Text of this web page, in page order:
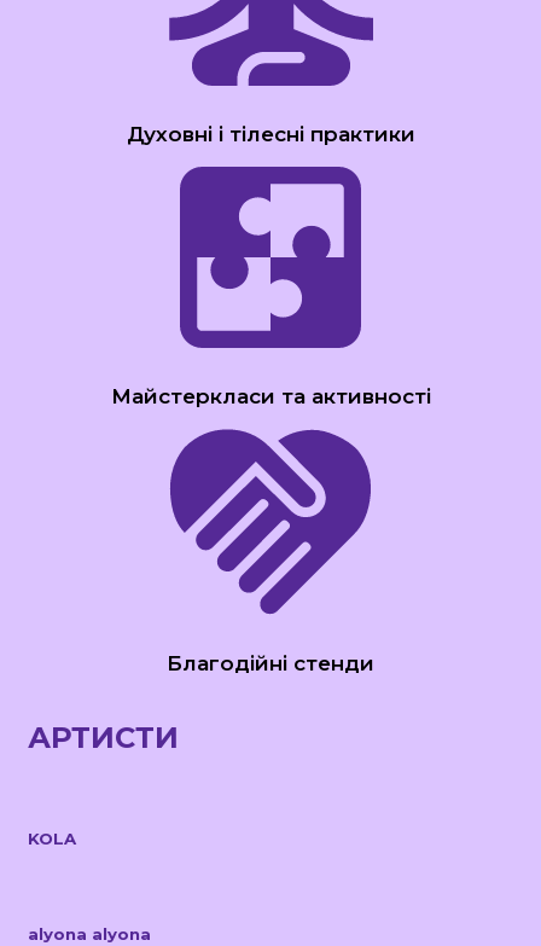
Духовні і тілесні практики
Майстеркласи та активності
Благодійні стенди
АРТИСТИ
KOLA
alyona alyona